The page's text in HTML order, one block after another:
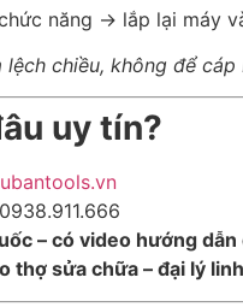
năng → lắp lại máy
lệch chiều, không để
uy tín?
0938.911.666
– có video hướng
thợ sửa chữa – đại lý